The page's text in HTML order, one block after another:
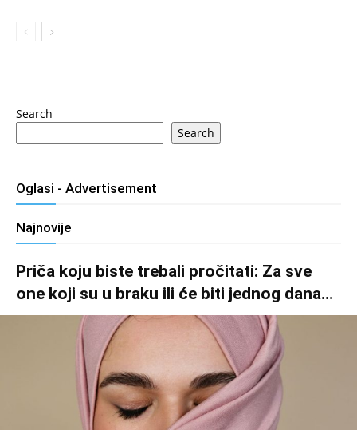
Search
Search
Oglasi - Advertisement
Najnovije
Priča koju biste trebali pročitati: Za sve
one koji su u braku ili će biti jednog dana…